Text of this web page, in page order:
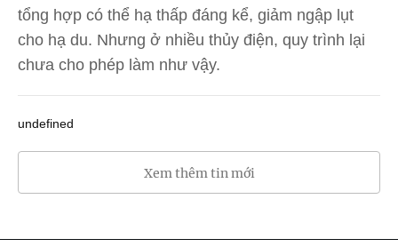
tổng hợp có thể hạ thấp đáng kể, giảm ngập lụt
cho hạ du. Nhưng ở nhiều thủy điện, quy trình lại
chưa cho phép làm như vậy.
undefined
Xem thêm tin mới